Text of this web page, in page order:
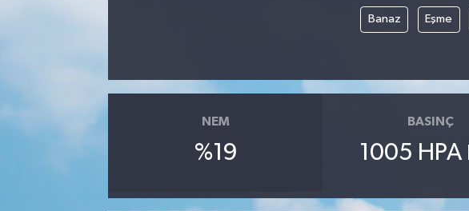
Banaz Eşme
NEM
%19
BASINÇ
1005 HPA